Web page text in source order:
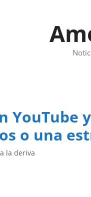
YouTube
o una
la deriva